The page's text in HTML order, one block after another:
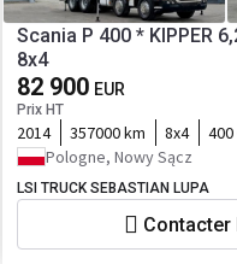
Scania P 400 * KIPPER
8x4
82 900 EUR
Prix HT
2014 357000 km 8x4 400
Pologne, Nowy Sącz
LSI TRUCK SEBASTIAN LUPA
Contacter